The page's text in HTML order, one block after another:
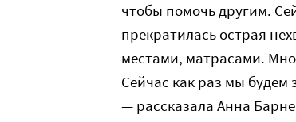
чтобы помочь другим.
прекратилась острая
местами, матрасами.
Сейчас как раз мы будем
— рассказала Анна